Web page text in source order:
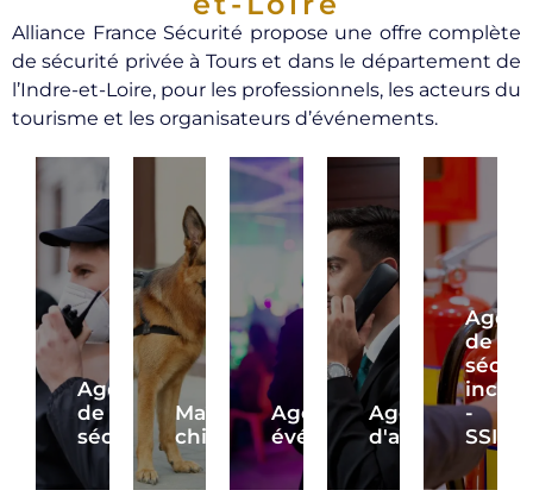
Alliance France Sécurité propose une offre complète
de sécurité privée à Tours et dans le département de
l’Indre-et-Loire, pour les professionnels, les acteurs du
tourisme et les organisateurs d’événements.
Agent
de
sécurité
Maître
chien
Agent
événementiel
Agent
d'accueil
Agent
de
-
SSIAP